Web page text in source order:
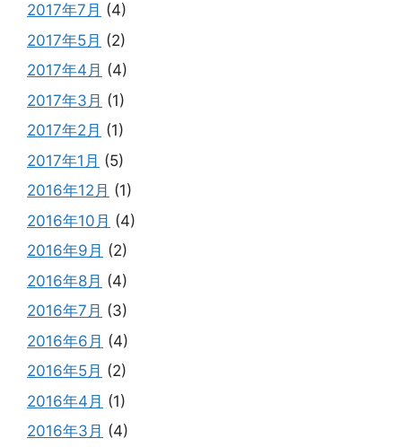
2017年7月 (4)
2017年5月 (2)
2017年4月 (4)
2017年3月 (1)
2017年2月 (1)
2017年1月 (5)
2016年12月 (1)
2016年10月 (4)
2016年9月 (2)
2016年8月 (4)
2016年7月 (3)
2016年6月 (4)
2016年5月 (2)
2016年4月 (1)
2016年3月 (4)